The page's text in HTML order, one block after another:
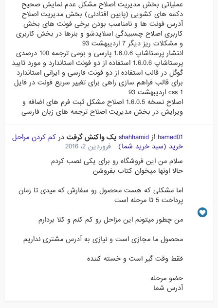
عملیاتی بخش مدیریت اصلاح مشکل عدم نمایش صحیح
دکمه های کشویی (پایین افتادنی) بخش مدیریت اصلاح
آدرس فونت ها و نامناسب بودن برخی فونت های بخش
کاربری اصلاح چسبیدگی اسلایدشو و بنرها در بخش کاربری
و مشکلات ریز دیگر 7 اردیبهشت 93
انتشار پرستاشاپ 1.6.0.6 پارسی و بومی ترجمه 100 درصدی
پرستاشاپ 1.6.0.6 استفاده از دو فونت استاندارد و مورد تایید
گوگل در قالب استفاده از دو فونت فارسی و ایرانی استاندارد
برای قالب فراهم سازی راهی برای تغییر سریع فونت در فایل
css 1 اردیبهشت 93
اصلاح نسخه 1.6.0.5 اصلاح مشکل ثبت فرم های اضافه و
ویرایش در بخش مدیریت اصلاح ترجمه های زبان فارسی
hamed01 از shahhamid یک واکنش گرفت در کم کردن مراحل
خرید (سبد خرید شما)
فروردین 2، 2016
سلام من این فروشگاه رو برای یکی نصب کردم
حالا اونها میخوان کتاب بفروشن
اما مشکلی که هست محصول رو سفارش که میدی تا زمان
پرداخت 5 تا مرحله است
من چطور میتونم این مزاحل رو کم کنم و کلا بردارم
محصول ما مجازی است و نیازی به آدرس مشتری نداریم
فقط وقت گیر است و خسته کننده
حضو مرحله
آدرس شما